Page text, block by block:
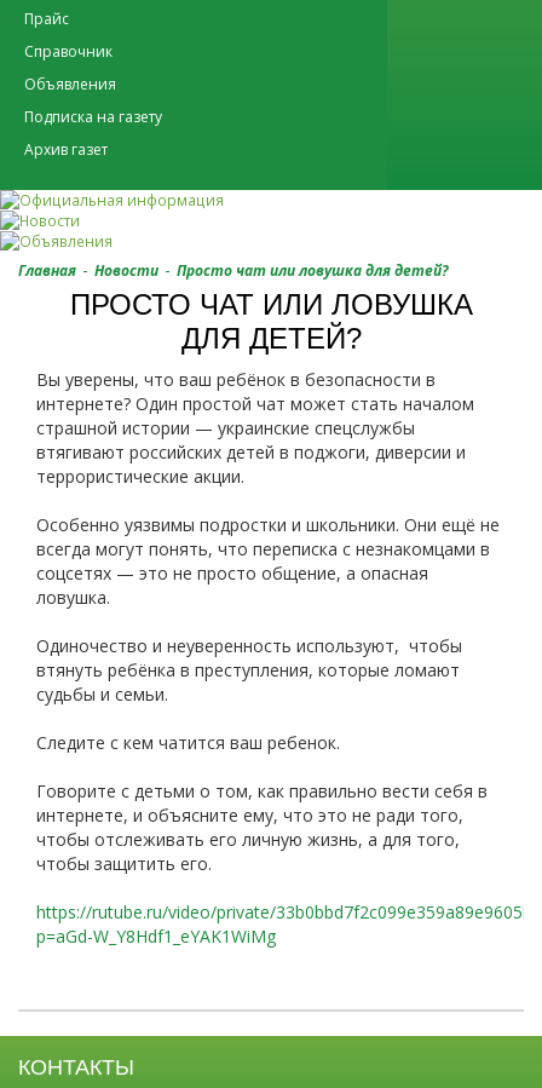
Прайс
Справочник
Объявления
Подписка на газету
Архив газет
Главная - Новости - Просто чат или ловушка для детей?
ПРОСТО ЧАТ ИЛИ ЛОВУШКА
ДЛЯ ДЕТЕЙ?
Вы уверены, что ваш ребёнок в безопасности в
интернете? Один простой чат может стать началом
страшной истории — украинские спецслужбы
втягивают российских детей в поджоги, диверсии и
террористические акции.
Особенно уязвимы подростки и школьники. Они ещё не
всегда могут понять, что переписка с незнакомцами в
соцсетях — это не просто общение, а опасная
ловушка.
Одиночество и неуверенность используют, чтобы
втянуть ребёнка в преступления, которые ломают
судьбы и семьи.
Следите с кем чатится ваш ребенок.
Говорите с детьми о том, как правильно вести себя в
интернете, и объясните ему, что это не ради того,
чтобы отслеживать его личную жизнь, а для того,
чтобы защитить его.
https://rutube.ru/video/private/
p=aGd-W_Y8Hdf1_eYAK1WiMg
КОНТАКТЫ